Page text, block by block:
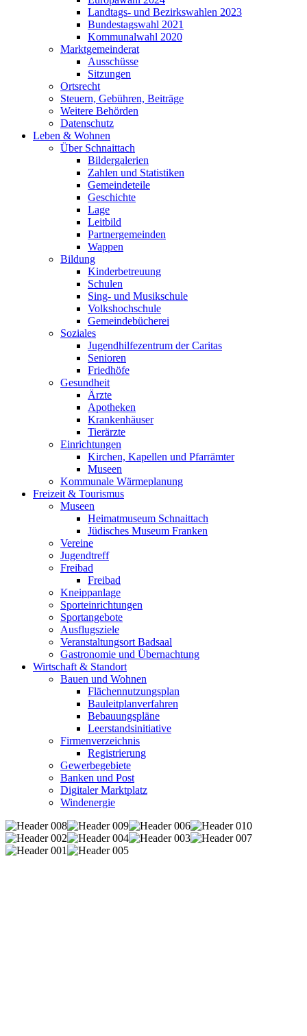
Landtags- und Bezirkswahlen 2023
Bundestagswahl 2021
Kommunalwahl 2020
Marktgemeinderat
Ausschüsse
Sitzungen
Ortsrecht
Steuern, Gebühren, Beiträge
Weitere Behörden
Datenschutz
Leben & Wohnen
Über Schnaittach
Bildergalerien
Zahlen und Statistiken
Gemeindeteile
Geschichte
Lage
Leitbild
Partnergemeinden
Wappen
Bildung
Kinderbetreuung
Schulen
Sing- und Musikschule
Volkshochschule
Gemeindebücherei
Soziales
Jugendhilfezentrum der Caritas
Senioren
Friedhöfe
Gesundheit
Ärzte
Apotheken
Krankenhäuser
Tierärzte
Einrichtungen
Kirchen, Kapellen und Pfarrämter
Museen
Kommunale Wärmeplanung
Freizeit & Tourismus
Museen
Heimatmuseum Schnaittach
Jüdisches Museum Franken
Vereine
Jugendtreff
Freibad
Freibad
Kneippanlage
Sporteinrichtungen
Sportangebote
Ausflugsziele
Veranstaltungsort Badsaal
Gastronomie und Übernachtung
Wirtschaft & Standort
Bauen und Wohnen
Flächennutzungsplan
Bauleitplanverfahren
Bebauungspläne
Leerstandsinitiative
Firmenverzeichnis
Registrierung
Gewerbegebiete
Banken und Post
Digitaler Marktplatz
Windenergie